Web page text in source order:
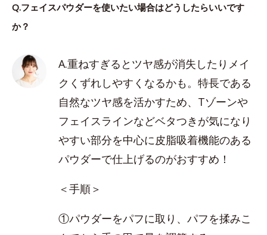
Q.フェイスパウダーを使いたい場合はどうしたらいいです
か？
A.重ねすぎるとツヤ感が消失したりメイ
クくずれしやすくなるかも。特長である
自然なツヤ感を活かすため、Tゾーンや
フェイスラインなどベタつきが気になり
やすい部分を中心に皮脂吸着機能のある
パウダーで仕上げるのがおすすめ！
＜手順＞
①パウダーをパフに取り、パフを揉みこ